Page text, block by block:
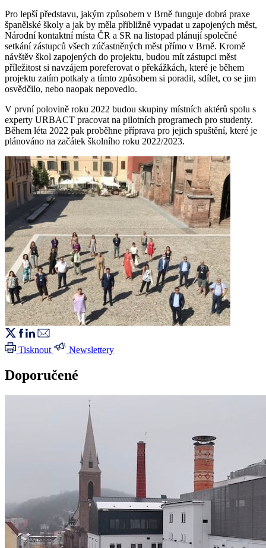
Pro lepší představu, jakým způsobem v Brně funguje dobrá praxe
španělské školy a jak by měla přibližně vypadat u zapojených měst,
Národní kontaktní místa ČR a SR na listopad plánují společné
setkání zástupců všech zúčastněných měst přímo v Brně. Kromě
návštěv škol zapojených do projektu, budou mít zástupci měst
příležitost si navzájem poreferovat o překážkách, které je během
projektu zatím potkaly a tímto způsobem si poradit, sdílet, co se jim
osvědčilo, nebo naopak nepovedlo.
V první polovině roku 2022 budou skupiny místních aktérů spolu s
experty URBACT pracovat na pilotních programech pro studenty.
Během léta 2022 pak proběhne příprava pro jejich spuštění, které je
plánováno na začátek školního roku 2022/2023.
Tisknout Newslettery
Doporučené